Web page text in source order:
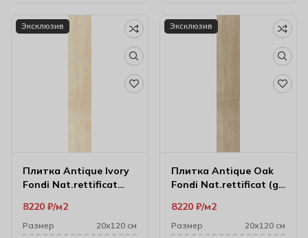
Эксклюзив
Плитка Antique Ivory
Fondi Nat.rettificat
8220 ₽ м2
Размер
20х120 см
Эксклюзив
Плитка Antique Oak
Fondi Nat.rettificat (gl)
8220 ₽ м2
Размер
20х120 см